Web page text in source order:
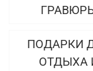
ПОДАРКИ
ОТДЫХА